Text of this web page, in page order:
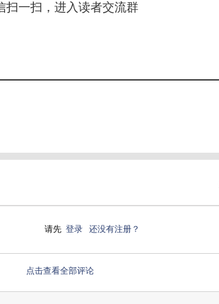
扫一扫，进入读者交流群
请先 登录 还没有注册？
点击查看全部评论